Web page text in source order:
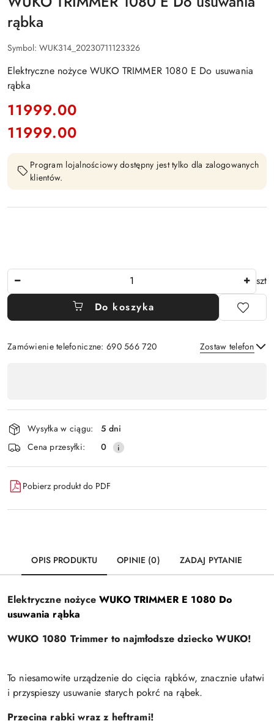
rąbka
Symbol: WUK314_20230711123326
Elektryczne nożyce WUKO TRIMMER 1080 E Do usuwania
rąbka
cena:
11999.00
Cena:
11999.00
Program lojalnościowy dostępny jest tylko dla zalogowanych
klientów.
szt
Do koszyka
Zamówienie telefoniczne: 690 566 720 Zostaw telefon
płatność
i
dostawa
Wysyłka w ciągu:
5 dni
Cena przesyłki:
0
Pobierz produkt do PDF
OPIS PRODUKTU OPINIE (0) ZADAJ PYTANIE
Elektryczne nożyceWUKO TRIMMER E 1080 Do
usuwania rąbka
WUKO 1080 Trimmer to najmłodsze dziecko WUKO!
To niesamowite urządzenie do cięcia rąbków, znacznie ułatwi
i przyspieszy usuwanie starych pokrć na rąbek.
Przecina rąbki wraz z heftrami!